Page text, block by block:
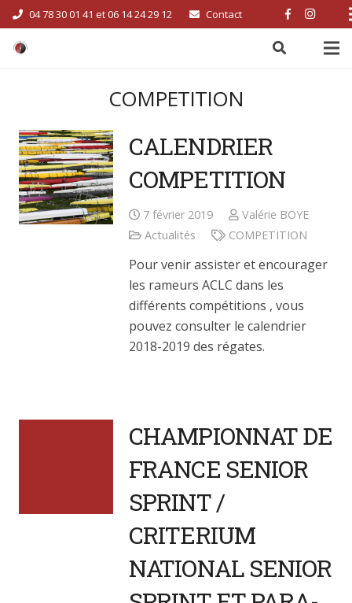
04 78 30 01 41 et 06 14 24 29 12 Contact
COMPETITION
CALENDRIER
COMPETITION
7 février 2019
Valérie BOYE
Actualités
COMPETITION
Pour venir assister et encourager
les rameurs ACLC dans les
différents compétitions , vous
pouvez consulter le calendrier
2018-2019 des régates.
CHAMPIONNAT DE
FRANCE SENIOR
SPRINT /
CRITERIUM
NATIONAL SENIOR